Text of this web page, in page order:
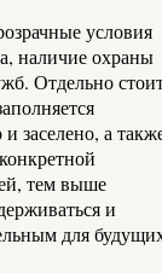
условия
наличие охраны
Отдельно
заселено, а
тем выше
и
для